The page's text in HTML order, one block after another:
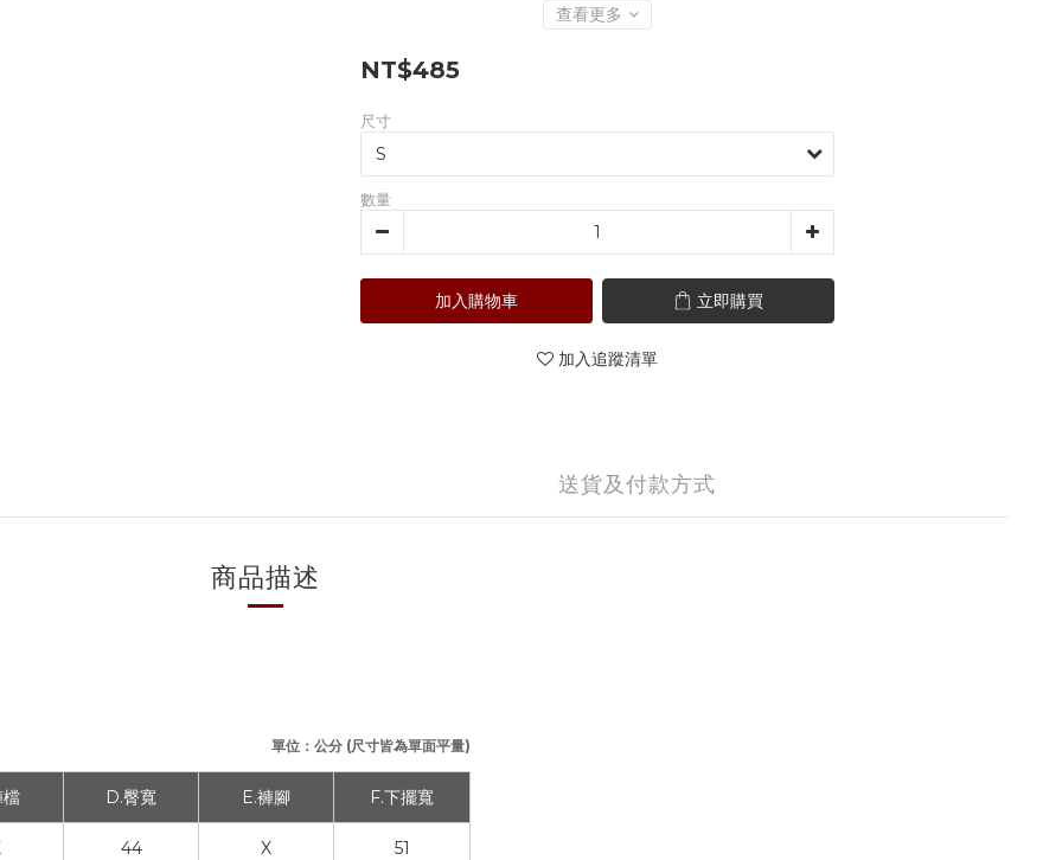
查看更多
NT$485
尺寸
數量
加入購物車 立即購買
加入追蹤清單
送貨及付款方式
商品描述
單位：公分 (尺寸皆為單面平量)
檔 D.臀寬 E.褲腳 F.下擺寬
44 X 51